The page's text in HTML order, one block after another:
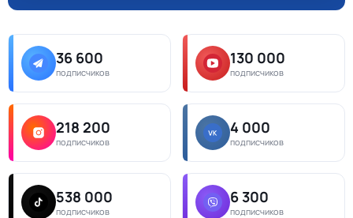
36 600
подписчиков
130 000
подписчиков
218 200
подписчиков
4 000
подписчиков
538 000
подписчиков
6 300
подписчиков